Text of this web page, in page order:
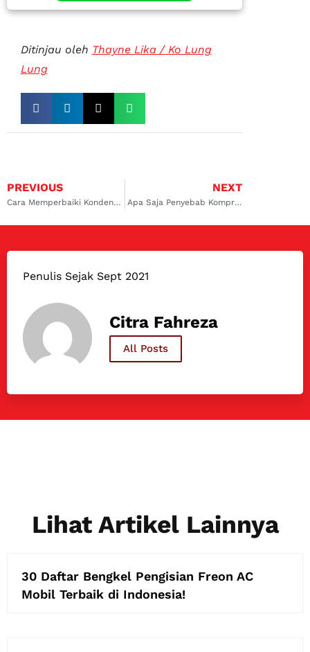
Ditinjau oleh Thayne Lika / Ko Lung
Lung
PREVIOUS
Cara Memperbaiki Kondensor AC Mobil yang Bocor, Simak Ulasannya!
NEXT
Apa Saja Penyebab Kompresor AC Mobil Jebol? Simak Ulasannya Disini
Penulis Sejak Sept 2021
Citra Fahreza
All Posts
Lihat Artikel Lainnya
30 Daftar Bengkel Pengisian Freon AC
Mobil Terbaik di Indonesia!